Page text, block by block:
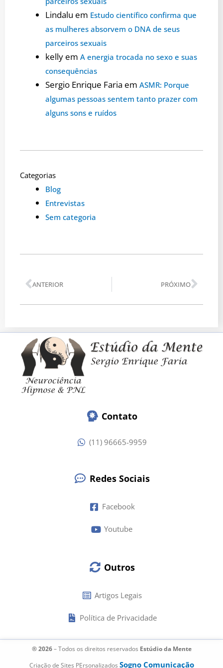
Lindalu em Estudo científico confirma que
as mulheres absorvem o DNA de seus
parceiros sexuais
kelly em A energia trocada no sexo e suas
consequências
Sergio Enrique Faria em ASMR: Porque
algumas pessoas sentem tanto prazer com
alguns sons e ruídos
Categorias
Blog
Entrevistas
Sem categoria
Anterior
ANTERIOR PRÓXIMO
Contato
(11) 96665-9959
Redes Sociais
Facebook
Youtube
Outros
Artigos Legais
Política de Privacidade
® 2026– Todos os direitos reservados Estúdio da Mente
Criação de Sites PErsonalizados Sogno Comunicação